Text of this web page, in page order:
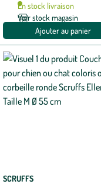
En stock livraison
Voir stock magasin
Ajouter au panier
SCRUFFS